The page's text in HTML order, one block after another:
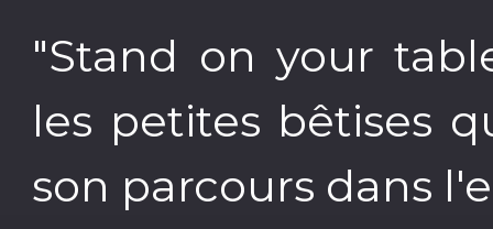
"Stand on your
les petites bêtises
son parcours dans